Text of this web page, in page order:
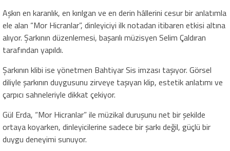
Aşkın en karanlık, en kırılgan ve en derin hâllerini cesur bir anlatımla
ele alan “Mor Hicranlar”, dinleyiciyi ilk notadan itibaren etkisi altına
alıyor. Şarkının düzenlemesi, başarılı müzisyen Selim Çaldıran
tarafından yapıldı.
Şarkının klibi ise yönetmen Bahtiyar Sis imzası taşıyor. Görsel
diliyle şarkının duygusunu zirveye taşıyan klip, estetik anlatımı ve
çarpıcı sahneleriyle dikkat çekiyor.
Gül Erda, “Mor Hicranlar” ile müzikal duruşunu net bir şekilde
ortaya koyarken, dinleyicilerine sadece bir şarkı değil, güçlü bir
duygu deneyimi sunuyor.